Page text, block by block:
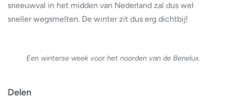
sneeuwval in het midden van Nederland zal dus wel
sneller wegsmelten. De winter zit dus erg dichtbij!
Een winterse week voor het noorden van de Benelux.
Delen